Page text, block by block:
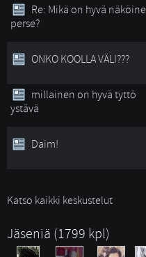
Re: Mikä on hyvä näköine
perse?
ONKO KOOLLA VÄLI???
millainen on hyvä tyttö
ystävä
Daim!
Katso kaikki keskustelut
Jäseniä (1799 kpl)